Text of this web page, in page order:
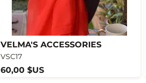
VELMA'S ACCESSORIES
VSC17
60,00 $US